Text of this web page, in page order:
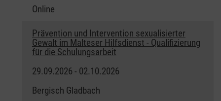
Online
Prävention und Intervention sexualisierter
Gewalt im Malteser Hilfsdienst - Qualifizierung
für die Schulungsarbeit
29.09.2026 - 02.10.2026
Bergisch Gladbach